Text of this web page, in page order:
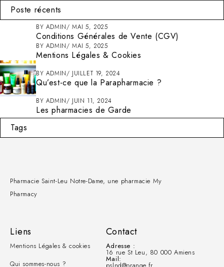
Poste récents
BY ADMIN MAI 5, 2025
Conditions Générales de Vente (CGV)
BY ADMIN MAI 5, 2025
Mentions Légales & Cookies
BY ADMIN JUILLET 19, 2024
Qu’est-ce que la Parapharmacie ?
BY ADMIN JUIN 11, 2024
Les pharmacies de Garde
Tags
Pharmacie Saint-Leu Notre-Dame, une pharmacie My
Pharmacy
Liens
Mentions Légales & cookies
Qui sommes-nous ?
Contact
Adresse :
16 rue St Leu, 80 000 Amiens
Mail:
pslnd@orange.fr